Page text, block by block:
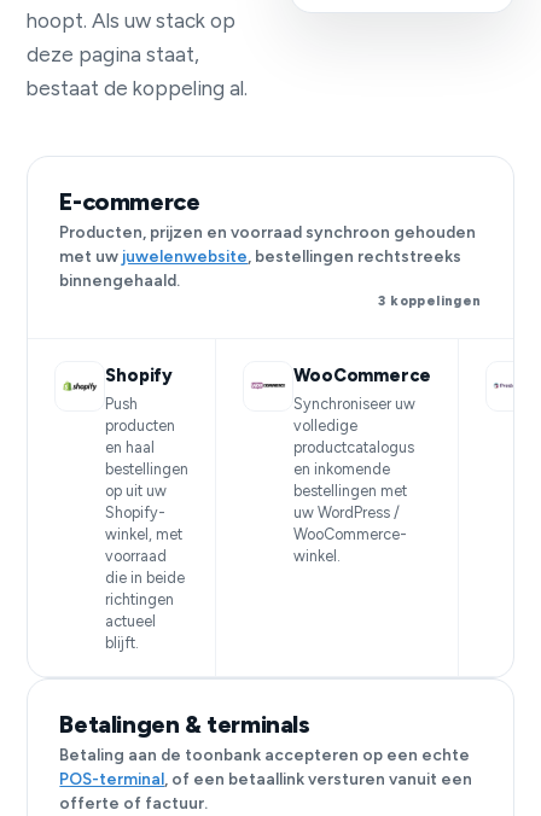
hoopt. Als uw stack op
deze pagina staat,
bestaat de koppeling al.
E-commerce
Producten, prijzen en voorraad synchroon gehouden
met uw juwelenwebsite , bestellingen rechtstreeks
binnengehaald.
3 koppelingen
Shopify
Push
producten
en haal
bestellingen
op uit uw
Shopify-
winkel, met
voorraad
die in beide
richtingen
actueel
blijft.
WooCommerce
Synchroniseer uw
volledige
productcatalogus
en inkomende
bestellingen met
uw WordPress /
WooCommerce-
winkel.
Betalingen & terminals
Betaling aan de toonbank accepteren op een echte
POS-terminal , of een betaallink versturen vanuit een
offerte of factuur.